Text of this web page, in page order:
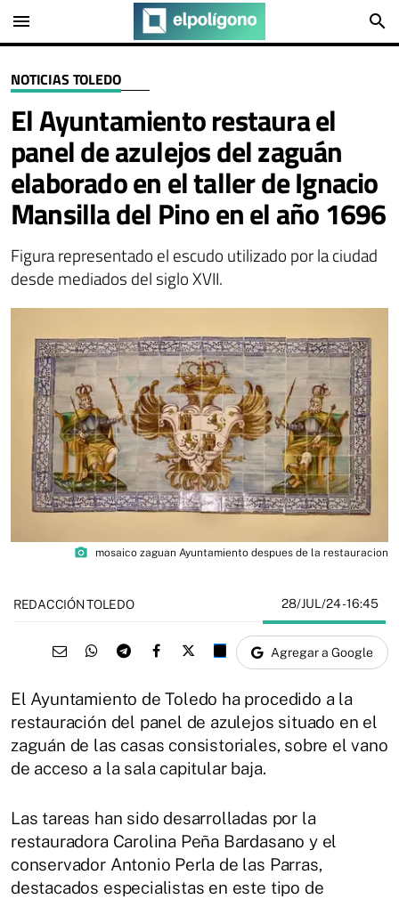
menu search
NOTICIAS TOLEDO
El Ayuntamiento restaura el
panel de azulejos del zaguán
elaborado en el taller de Ignacio
Mansilla del Pino en el año 1696
Figura representado el escudo utilizado por la ciudad
desde mediados del siglo XVII.
photo_camera mosaico zaguan Ayuntamiento despues de la restauracion
REDACCIÓN TOLEDO 28/JUL/24- 16:45
Agregar a Google
El Ayuntamiento de Toledo ha procedido a la
restauración del panel de azulejos situado en el
zaguán de las casas consistoriales, sobre el vano
de acceso a la sala capitular baja.
Las tareas han sido desarrolladas por la
restauradora Carolina Peña Bardasano y el
conservador Antonio Perla de las Parras,
destacados especialistas en este tipo de